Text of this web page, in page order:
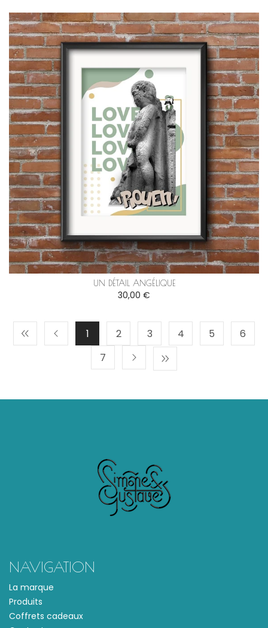
UN DÉTAIL ANGÉLIQUE
30,00 €
1 2 3 4 5
6
7
NAVIGATION
La marque
Produits
Coffrets cadeaux